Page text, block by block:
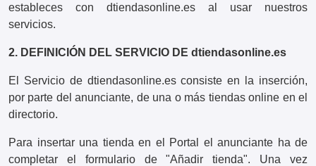
estableces con dtiendasonline.es al usar nuestros
servicios.
2. DEFINICIÓN DEL SERVICIO DE dtiendasonline.es
El Servicio de dtiendasonline.es consiste en la inserción,
por parte del anunciante, de una o más tiendas online en el
directorio.
Para insertar una tienda en el Portal el anunciante ha de
completar el formulario de "Añadir tienda". Una vez